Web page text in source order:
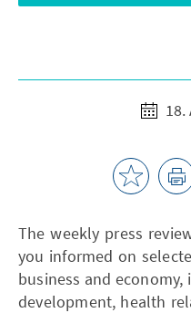
18.
The weekly press
you informed on
business and
development, health